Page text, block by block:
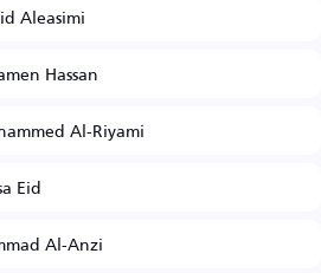
Aleasimi
Hassan
Al-Riyami
Eid
Al-Anzi